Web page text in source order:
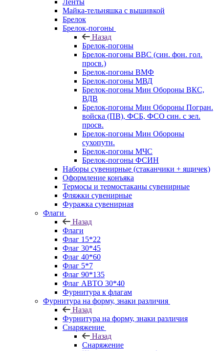
Ленты
Майка-тельняшка с вышивкой
Брелок
Брелок-погоны
Назад
Брелок-погоны
Брелок-погоны ВВС (син. фон. гол.
просв.)
Брелок-погоны ВМФ
Брелок-погоны МВД
Брелок-погоны Мин Обороны ВКС,
ВДВ
Брелок-погоны Мин Обороны Погран.
войска (ПВ), ФСБ, ФСО син. с зел.
просв.
Брелок-погоны Мин Обороны
сухопутн.
Брелок-погоны МЧС
Брелок-погоны ФСИН
Наборы сувенирные (стаканчики + ящичек)
Оформление конъяка
Термосы и термостаканы сувенирные
Фляжки сувенирные
Фуражка сувенирная
Флаги
Назад
Флаги
Флаг 15*22
Флаг 30*45
Флаг 40*60
Флаг 5*7
Флаг 90*135
Флаг АВТО 30*40
Фурнитура к флагам
Фурнитура на форму, знаки различия
Назад
Фурнитура на форму, знаки различия
Снаряжение
Назад
Снаряжение